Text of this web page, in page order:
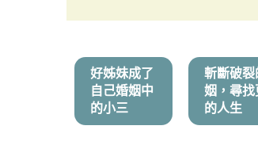
好姊妹成了
自己婚姻中
的小三
斬斷破裂
姻，尋找
的人生